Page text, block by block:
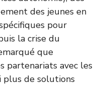
des jeunes en
pour
la crise du
que
partenariats avec les
plus de solutions